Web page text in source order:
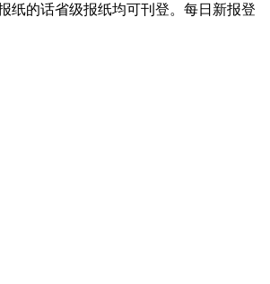
纸的话省级报纸均可刊登。每日新报登